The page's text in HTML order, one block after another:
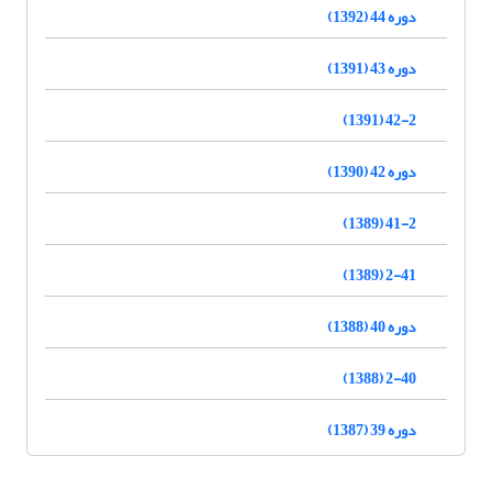
دوره 44 (1392)
دوره 43 (1391)
42-2 (1391)
دوره 42 (1390)
41-2 (1389)
2-41 (1389)
دوره 40 (1388)
2-40 (1388)
دوره 39 (1387)